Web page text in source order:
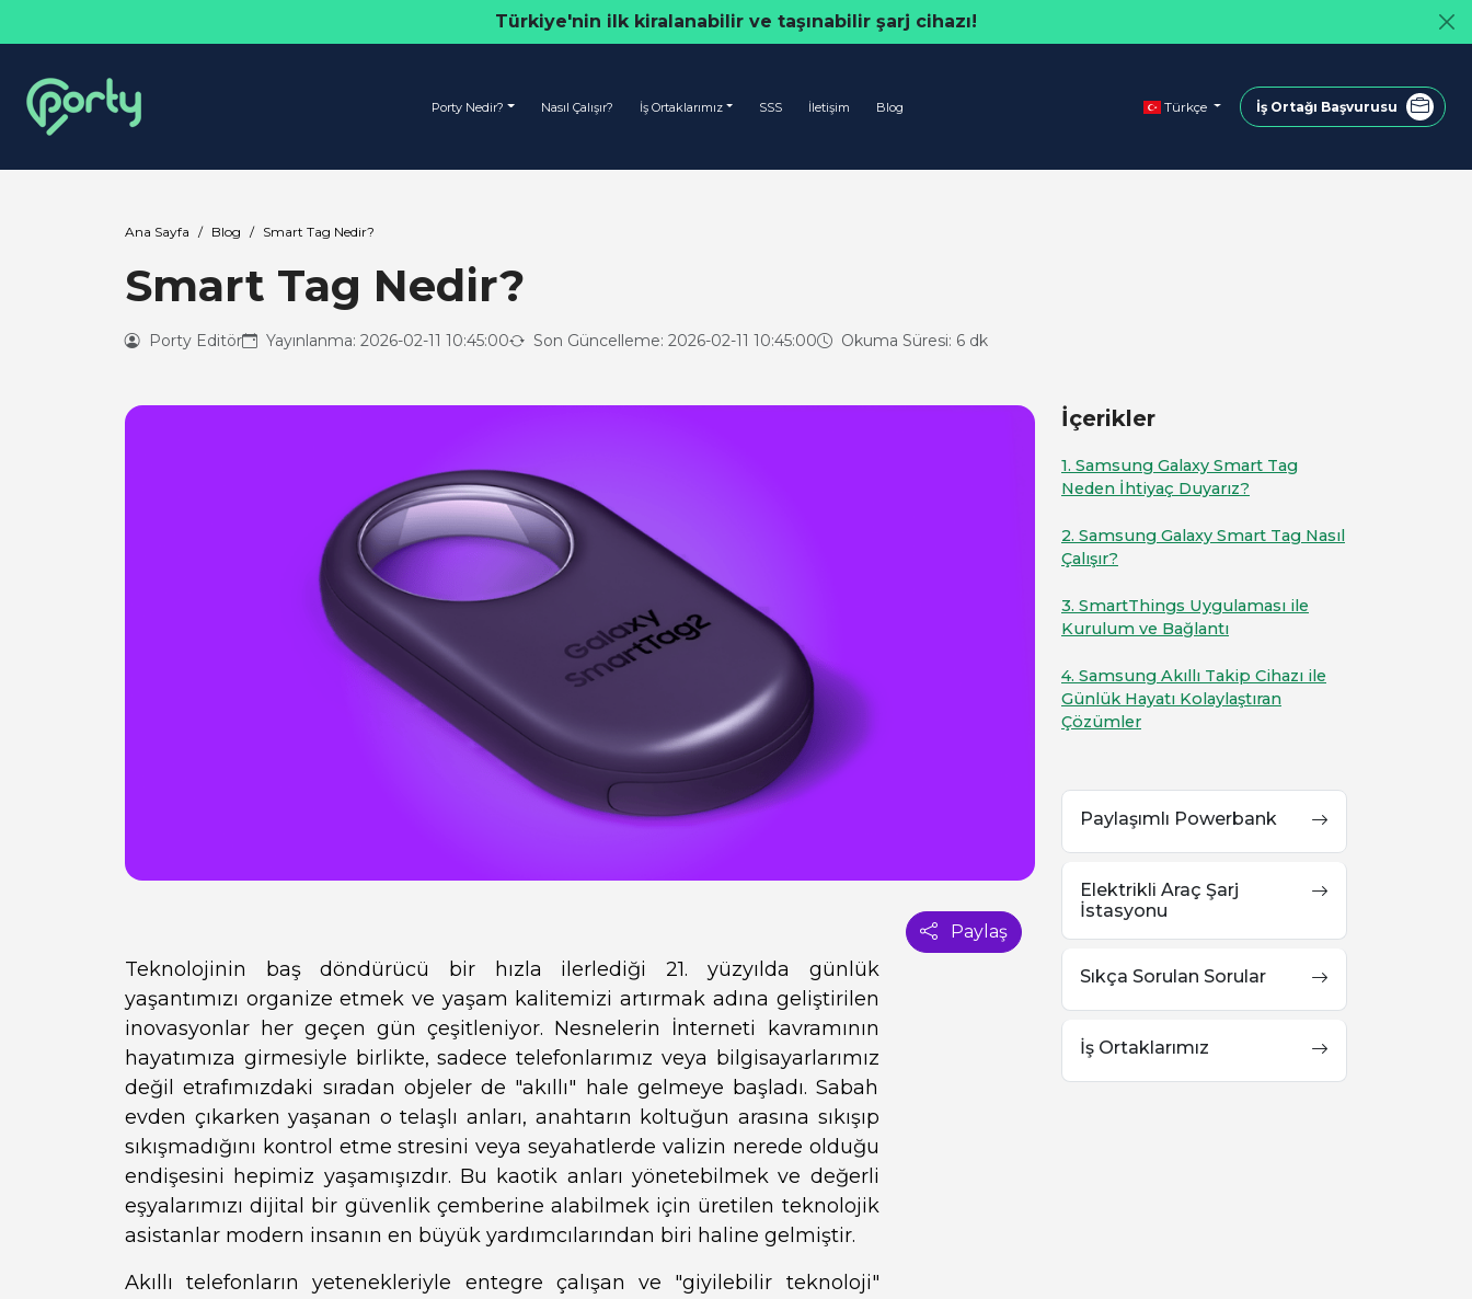
Türkiye'nin ilk kiralanabilir ve taşınabilir şarj cihazı!
Porty Nedir? Nasıl Çalışır? İş Ortaklarımız SSS İletişim Blog Türkçe İş Ortağı Başvurusu
Ana Sayfa Blog Smart Tag Nedir?
Smart Tag Nedir?
Porty Editör Yayınlanma: 2026-02-11 10:45:00 Son Güncelleme: 2026-02-11 10:45:00 Okuma Süresi: 6 dk
Paylaş
Teknolojinin baş döndürücü bir hızla ilerlediği 21. yüzyılda günlük
yaşantımızı organize etmek ve yaşam kalitemizi artırmak adına geliştirilen
inovasyonlar her geçen gün çeşitleniyor. Nesnelerin İnterneti kavramının
hayatımıza girmesiyle birlikte, sadece telefonlarımız veya bilgisayarlarımız
değil etrafımızdaki sıradan objeler de "akıllı" hale gelmeye başladı. Sabah
evden çıkarken yaşanan o telaşlı anları, anahtarın koltuğun arasına sıkışıp
sıkışmadığını kontrol etme stresini veya seyahatlerde valizin nerede olduğu
endişesini hepimiz yaşamışızdır. Bu kaotik anları yönetebilmek ve değerli
eşyalarımızı dijital bir güvenlik çemberine alabilmek için üretilen teknolojik
asistanlar modern insanın en büyük yardımcılarından biri haline gelmiştir.
Akıllı telefonların yetenekleriyle entegre çalışan ve "giyilebilir teknoloji"
İçerikler
1. Samsung Galaxy Smart Tag
Neden İhtiyaç Duyarız?
2. Samsung Galaxy Smart Tag Nasıl
Çalışır?
3. SmartThings Uygulaması ile
Kurulum ve Bağlantı
4. Samsung Akıllı Takip Cihazı ile
Günlük Hayatı Kolaylaştıran
Çözümler
Paylaşımlı Powerbank
Elektrikli Araç Şarj
İstasyonu
Sıkça Sorulan Sorular
İş Ortaklarımız